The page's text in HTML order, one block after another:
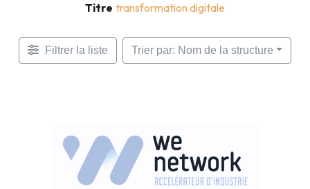
Titre transformation digitale
Filtrer la liste Trier par: Nom de la structure